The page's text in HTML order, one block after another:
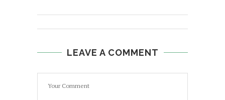
LEAVE A COMMENT